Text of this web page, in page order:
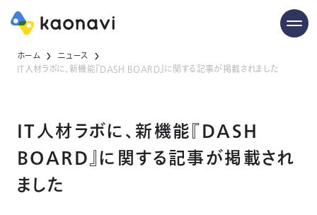
ホーム
ニュース
IT人材ラボに、新機能『DASH BOARD』に関する記事が掲載されました
IT人材ラボに、新機能『DASH
BOARD』に関する記事が掲載され
ました